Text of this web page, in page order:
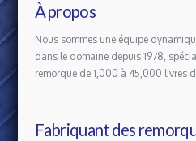
À propos
Nous sommes une équipe
dans le domaine depuis 1978,
remorque de 1,000 à 45,000 livres
Fabriquant des